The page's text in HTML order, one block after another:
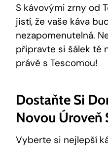
S kávovými zrny od
jistí, že vaše káva
nezapomenutelná.
připravte si šálek té
právě s Tescomou!
Dostaňte Si
Novou Úroveň
Vyberte si nejlepší